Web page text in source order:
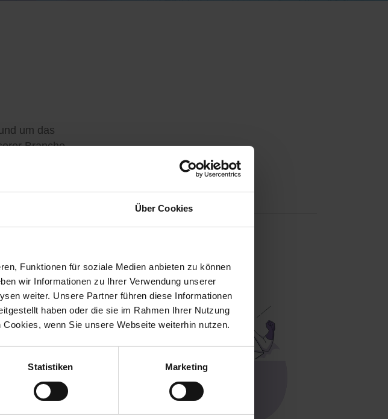
Über Cookies
Funktionen für soziale Medien anbieten zu können
wir Informationen zu Ihrer Verwendung unserer
weiter. Unsere Partner führen diese Informationen
haben oder die sie im Rahmen Ihrer Nutzung
wenn Sie unsere Webseite weiterhin nutzen.
Statistiken Marketing
um das
Branche.
zu